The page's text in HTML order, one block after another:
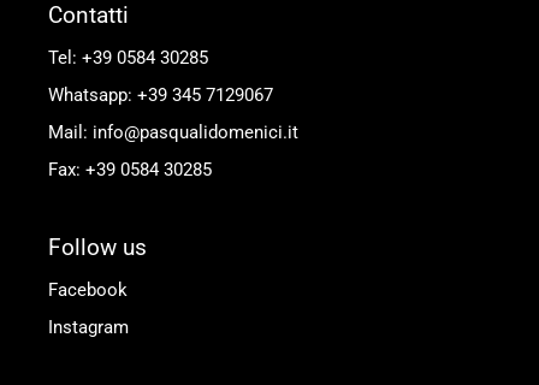
Contatti
Tel: +39 0584 30285
Whatsapp: +39 345 7129067
Mail: info@pasqualidomenici.it
Fax: +39 0584 30285
Follow us
Facebook
Instagram